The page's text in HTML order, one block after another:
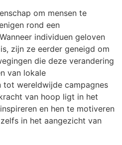
om mensen te
rond een
individuen geloven
zijn ze eerder geneigd om
die deze verandering
van lokale
tot wereldwijde campagnes
van hoop ligt in het
en hen te motiveren
in het aangezicht van